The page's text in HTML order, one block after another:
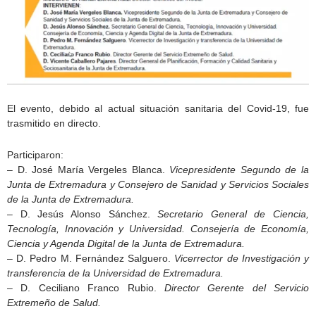
El evento, debido al actual situación sanitaria del Covid-19, fue
trasmitido en directo.
Participaron:
– D. José María Vergeles Blanca. Vicepresidente Segundo de la
Junta de Extremadura y Consejero de Sanidad y Servicios Sociales
de la Junta de Extremadura.
– D. Jesús Alonso Sánchez.Secretario General de Ciencia,
Tecnología, Innovación y Universidad. Consejería de Economía,
Ciencia y Agenda Digital de la Junta de Extremadura.
– D. Pedro M. Fernández Salguero.
Vicerrector de Investigación y
transferencia de la Universidad de Extremadura.
– D. Ceciliano Franco Rubio. Director Gerente del Servicio
Extremeño de Salud.